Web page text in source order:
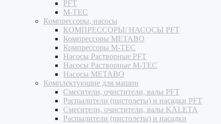
PFT
M-TEC
Компрессоры, насосы
КОМПРЕССОРЫ/ НАСОСЫ PFT
Компрессоры METABO
Компрессоры M-TEC
Насосы Растворные PFT
Насосы Растворные M-TEC
Насосы METABO
Комплектующие для машин
Смесители, очистители, валы PFT
Распылители (пистолеты) и насадки PFT
Смесители, очистители, валы KALETA
Распылители (пистолеты) и насадки